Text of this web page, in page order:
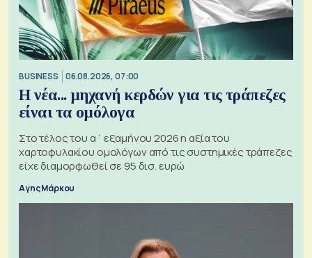
BUSINESS 06.08.2026, 07:00
Η νέα... μηχανή κερδών για τις τράπεζες
είναι τα ομόλογα
Στο τέλος του α΄ εξαμήνου 2026 η αξία του
χαρτοφυλακίου ομολόγων από τις συστημικές τράπεζες
είχε διαμορφωθεί σε 95 δισ. ευρώ
Αγης Μάρκου